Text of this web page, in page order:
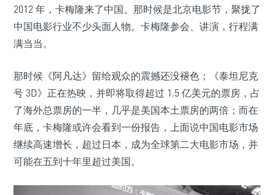
2012 年，卡梅隆来了中国。那时候是北京电影节，聚拢了
中国电影行业不少头面人物。卡梅隆参会、讲演，行程满
满当当。
那时候《阿凡达》留给观众的震撼还没褪色；《泰坦尼克
号 3D》正在热映，并即将取得超过 1.5 亿美元的票房，占
了海外总票房的一半，几乎是美国本土票房的两倍；而在
年底，卡梅隆或许会看到一份报告，上面说中国电影市场
继续高速增长，超过日本，成为全球第二大电影市场，并
可能在五到十年里超过美国。